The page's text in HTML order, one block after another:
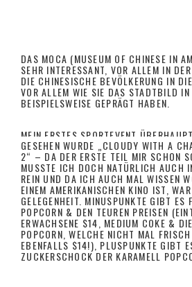
DAS MOCA (MUSEUM OF CHINESE IN
SEHR INTERESSANT, VOR ALLEM IN
DIE CHINESISCHE BEVÖLKERUNG IN
VOR ALLEM WIE SIE DAS STADTBILD IN
BEISPIELSWEISE GEPRÄGT HABEN.
MEIN ERSTES SPORTEVENT
IM BARCLAY’S CENTER IN BROOKLYN
HABEN MIAMI HEAT GEGEN DIE
GIBT ES AUCH MEINE EINDRÜCKE VON
GESEHEN WURDE „CLOUDY WITH A
2“ – DA DER ERSTE TEIL MIR SCHON
MUSSTE ICH DOCH NATÜRLICH AUCH
REIN UND DA ICH AUCH MAL WISSEN
EINEM AMERIKANISCHEN KINO IST,
GELEGENHEIT. MINUSPUNKTE GIBT ES
POPCORN & DEN TEUREN PREISEN
ERWACHSENE $14, MEDIUM COKE &
POPCORN, WELCHE NICHT MAL
EBENFALLS $14!), PLUSPUNKTE GIBT
ZUCKERSCHOCK DER KARAMELL